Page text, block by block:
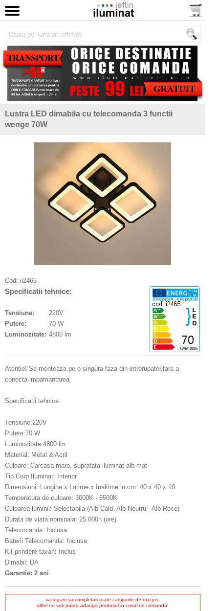
Lustra LED dimabila cu telecomanda 3 functii
wenge 70W
Cod: ii2465
Specificatii tehnice:
Tensiune:
220V
Putere:
70 W
Luminozitate: 4800 lm
Atentie! Se monteaza pe o singura faza din intrerupator,fara a
conecta impamantarea
Specificatii tehnice:
Tensiune:220V
Putere:70 W
Luminozitate:4800 lm
Material: Metal & Acril
Culoare: Carcasa maro, suprafata iluminat alb mat
Tip Corp Iluminat: Interior
Dimensiuni: Lungine x Latime x Inaltime in cm: 40 x 40 x 10
Temperatura de culoare: 3000K - 6500K
Culoarea luminii: Selectabila (Alb Cald- Alb Neutru - Alb Rece)
Durata de viata nominala: 25.000h (ore)
Telecomanda: Inclusa
Baterii Telecomanda: Incluse
Kit prindere tavan: Inclus
Dimabil: DA
Garantie: 2 ani
va rugam sa completati toate campurile de mai jos,
altfel nu veti putea adauga produsul in cosul de comanda!